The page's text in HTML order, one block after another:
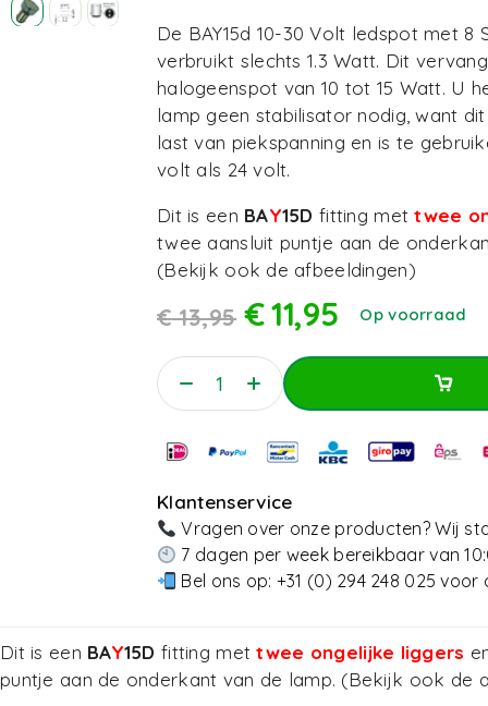
De BAY15d 10-30 Volt ledspot met 8
verbruikt slechts 1.3 Watt. Dit
halogeenspot van 10 tot 15 Watt. U
lamp geen stabilisator nodig, want
last van piekspanning en is te
volt als 24 volt.
Dit is een BAY15D fitting mettwee
twee aansluit puntje aan de
(Bekijk ook de afbeeldingen)
€13,95 €11,95 Op voorraad
Toevoegen Aan
Klantenservice
Vragen over onze producten? Wij
7 dagen per week bereikbaar van
Bel ons op: +31 (0) 294 248 025 voor
Dit is een BAY15D fitting mettwee ongelijke liggers
puntje aan de onderkant van de lamp. (Bekijk ook de